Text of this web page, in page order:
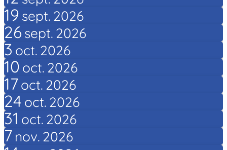
19 sept. 2026
26 sept. 2026
3 oct. 2026
10 oct. 2026
17oct. 2026
24 oct. 2026
31 oct. 2026
7 nov. 2026